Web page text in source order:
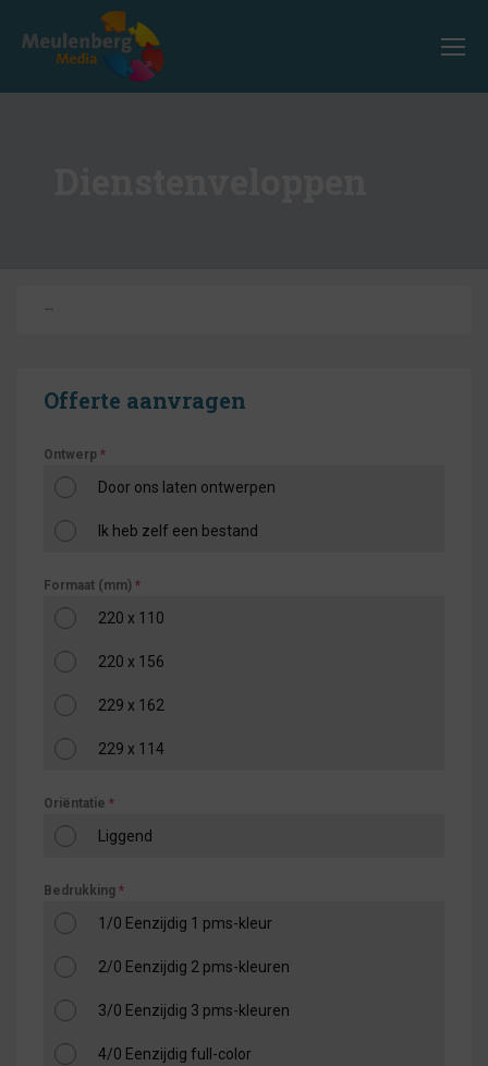
–
Offerte aanvragen
Ontwerp *
Door ons laten ontwerpen
Ik heb zelf een bestand
Formaat (mm) *
220 x 110
220 x 156
229 x 162
229 x 114
Oriëntatie *
Liggend
Bedrukking *
1/0 Eenzijdig 1 pms-kleur
2/0 Eenzijdig 2 pms-kleuren
3/0 Eenzijdig 3 pms-kleuren
4/0 Eenzijdig full-color